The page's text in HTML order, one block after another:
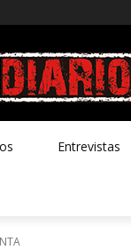
Entrevistas